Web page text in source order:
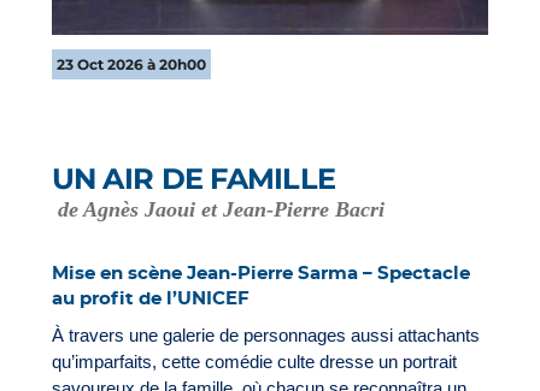
23 Oct 2026 à 20h00
UN AIR DE FAMILLE
de Agnès Jaoui et Jean-Pierre Bacri
Mise en scène Jean-Pierre Sarma – Spectacle
au profit de l’UNICEF
À travers une galerie de personnages aussi attachants
qu’imparfaits, cette comédie culte dresse un portrait